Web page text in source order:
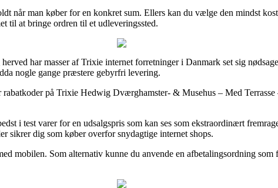
når man køber for en konkret sum. Ellers kan du vælge den mindst
til at bringe ordren til et udleveringssted.
har masser af Trixie internet forretninger i Danmark set sig
nogle gange præstere gebyrfri levering.
på Trixie Hedwig Dværghamster- & Musehus – Med
i test varer for en udsalgspris som kan ses som ekstraordinært
sikrer dig som køber overfor snydagtige internet shops.
mobilen. Som alternativ kunne du anvende en afbetalingsordning